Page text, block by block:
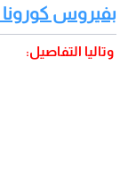
بفيروس كورونا
وتاليا التفاصيل: